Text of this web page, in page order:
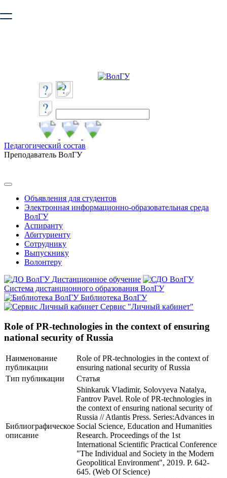
безопасную работу с сайтом. Пожалуйста
Педагогический состав
Преподаватель ВолГУ
Объявления для студентов
Электронная информационно-образовательная среда
ВолГУ
Аспиранту
Абитуриенту
Сотруднику
Выпускнику
Волонтеру
Дистанционное обучение
Система дистанционного образования ВолГУ
Библиотека ВолГУ
Сервис "Личный кабинет"
Role of PR-technologies in the context of ensuring
national security of Russia
Наименование
публикации
Role of PR-technologies in the context of
ensuring national security of Russia
Тип публикации
Статья
Библиографическое
описание
Shinkaruk Vladimir, Solovyeva Natalya,
Fantrov Pavel. Role of PR-technologies in
the context of ensuring national security of
Russia // Atlantis Press. Series:Advances in
Social Science, Education and Humanities
Research. Proceedings of the 1st
International Scientific Practical Conference
"The Individual and Society in the Modern
Geopolitical Environment", 2019. P. 642-
645. (Web Of Science)